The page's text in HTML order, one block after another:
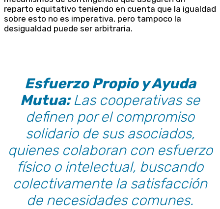
reparto equitativo teniendo en cuenta que la igualdad
sobre esto no es imperativa, pero tampoco la
desigualdad puede ser arbitraria.
Esfuerzo Propio y Ayuda
Mutua:Las cooperativas se
definen por el compromiso
solidario de sus asociados,
quienes colaboran con esfuerzo
físico o intelectual, buscando
colectivamente la satisfacción
de necesidades comunes.